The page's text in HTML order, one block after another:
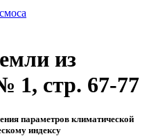
из
1, стр. 67-77
параметров климатической
индексу